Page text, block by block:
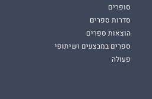
סופרים
סדרות ספרים
הוצאות ספרים
ספרים במבצעים ושיתופי
פעולה